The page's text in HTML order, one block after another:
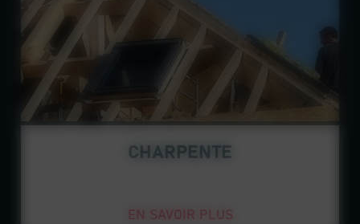
CHARPENTE
EN SAVOIR PLUS